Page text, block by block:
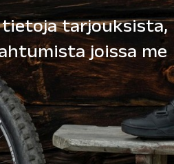
tietoja tarjouksista,
joissa me